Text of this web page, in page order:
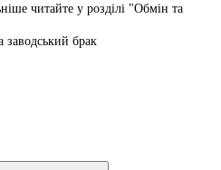
читайте у розділі "Обмін та
заводський брак